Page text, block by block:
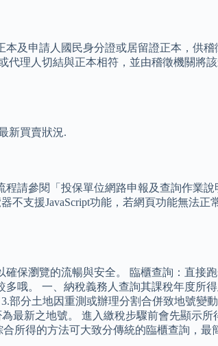
及申請人國民身分證或居留證正本，供
理人切結與正本相符，並由稽徵機關將
新買賣狀況.
請參閱「投保單位網路申報及查詢作業說
支援JavaScript功能，若網頁功能無法
保瀏覽的流暢與安全。 臨櫃查詢：直接
哦。 一、納稅義務人查詢其課稅年度所
分土地因重測或辦理分割合併致地號變
最新之地號。 進入繳稅步驟前會先顯示
所得的方法可大致分傳統的臨櫃查詢，